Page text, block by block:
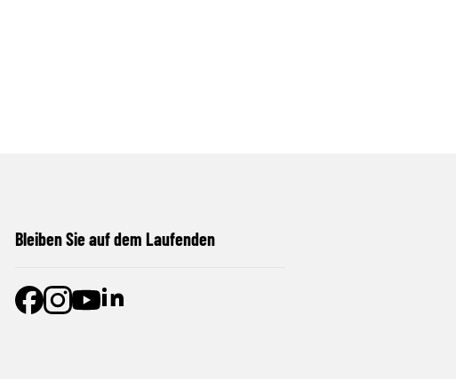
Bleiben Sie auf dem Laufenden